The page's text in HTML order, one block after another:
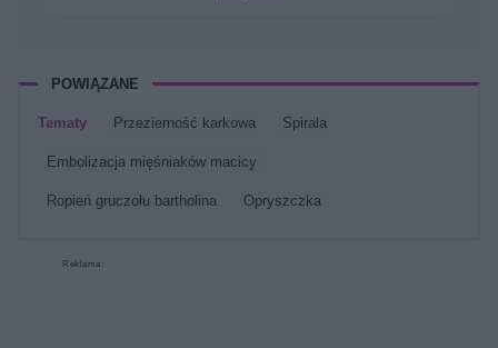
POWIĄZANE
Tematy przezierność karkowa spirala
embolizacja mięśniaków macicy
ropień gruczołu bartholina opryszczka
Reklama: